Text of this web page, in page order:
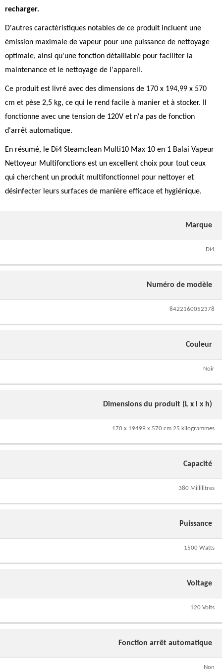
recharger.
D'autres caractéristiques notables de ce produit incluent une
émission maximale de vapeur pour une puissance de nettoyage
optimale, ainsi qu'une fonction détaillable pour faciliter la
maintenance et le nettoyage de l'appareil.
Ce produit est livré avec des dimensions de 170 x 194,99 x 570
cm et pèse 2,5 kg, ce qui le rend facile à manier et à stocker. Il
fonctionne avec une tension de 120V et n'a pas de fonction
d'arrêt automatique.
En résumé, le Di4 Steamclean Multi10 Max 10 en 1 Balai Vapeur
Nettoyeur Multifonctions est un excellent choix pour tout ceux
qui cherchent un produit multifonctionnel pour nettoyer et
désinfecter leurs surfaces de manière efficace et hygiénique.
Marque
Di4
Numéro de modèle
8422160052378
Couleur
Noir
Dimensions du produit (L x l x h)
170 x 19499 x 570 cm 25 kilogrammes
Capacité
380 Millilitres
Puissance
1500 Watts
Voltage
120 Volts
Fonction arrêt automatique
Non